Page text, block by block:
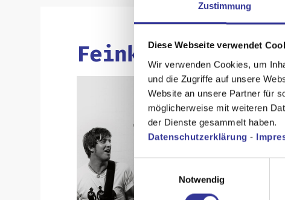
Zustimmung
Diese Webseite verwendet
Wir verwenden Cookies, um
und die Zugriffe auf unsere
Website an unsere Partner für
möglicherweise mit weiteren
der Dienste gesammelt haben.
Datenschutzerklärung -
Notwendig
Feinkost